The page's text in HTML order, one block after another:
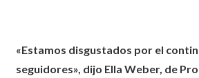
«Estamos disgustados por el
seguidores», dijo Ella Weber, de